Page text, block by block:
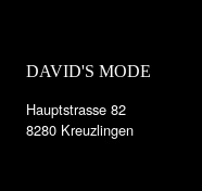
DAVID'S MODE
Hauptstrasse 82
8280 Kreuzlingen